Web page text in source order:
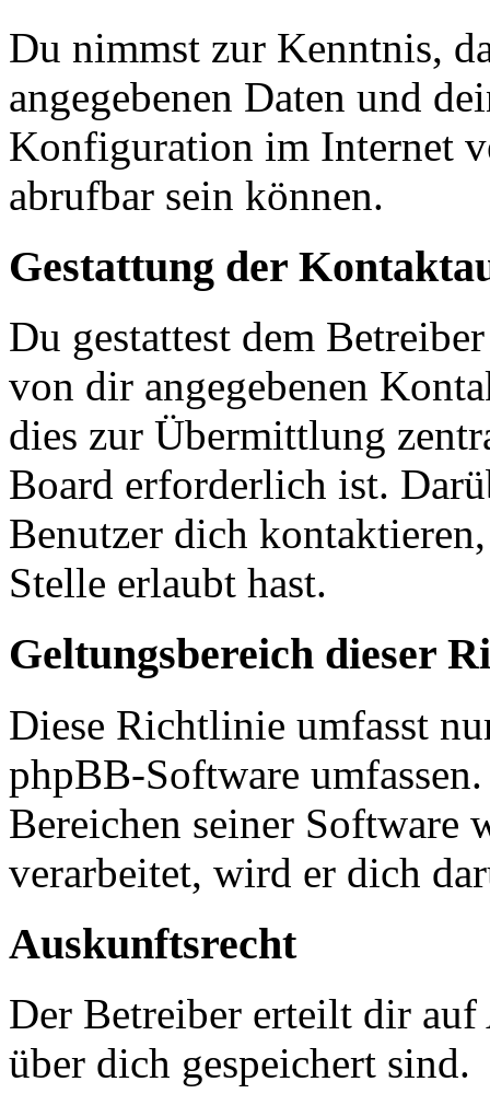
Du nimmst zur Kenntnis,
angegebenen Daten und
Konfiguration im Internet
abrufbar sein können.
Gestattung der
Du gestattest dem
von dir angegebenen
dies zur Übermittlung
Board erforderlich ist.
Benutzer dich
Stelle erlaubt hast.
Geltungsbereich dieser
Diese Richtlinie umfasst
phpBB-Software
Bereichen seiner Software
verarbeitet, wird er dich
Auskunftsrecht
Der Betreiber erteilt dir
über dich gespeichert sind.